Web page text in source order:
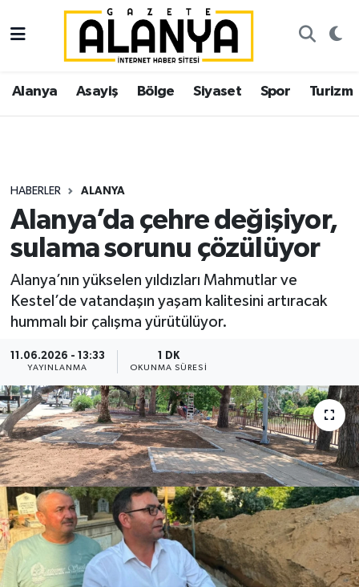
Alanya Asayiş Bölge Siyaset Spor Turizm
HABERLER ALANYA
Alanya’da çehre değişiyor,
sulama sorunu çözülüyor
Alanya’nın yükselen yıldızları Mahmutlar ve
Kestel’de vatandaşın yaşam kalitesini artıracak
hummalı bir çalışma yürütülüyor.
11.06.2026 - 13:33
YAYINLANMA
1 DK
OKUNMA SÜRESI
Alanya
Asayiş
Siyaset
Spor
Ekonomi
İstanbul Nöbetçi Eczaneler
İstanbul Hava Durumu
Süper Lig Puan Durumu ve Fikstür
Tüm Manşetler
Haber Arşivi